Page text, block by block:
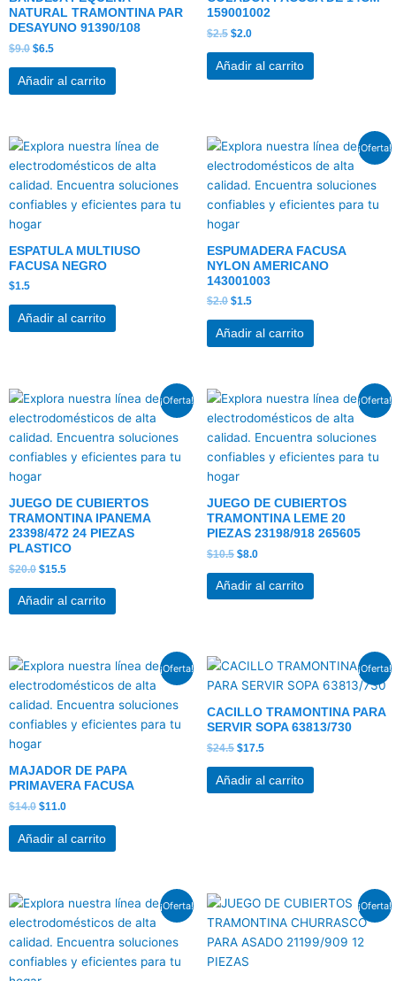
NATURAL TRAMONTINA PAR
DESAYUNO 91390/108
$9.0 $6.5
Añadir al carrito
159001002
$2.5 $2.0
Añadir al carrito
ESPATULA MULTIUSO
FACUSA NEGRO
$1.5
Añadir al carrito
¡Oferta!
ESPUMADERA FACUSA
NYLON AMERICANO
143001003
$2.0
El
precio
original
era:
$2.0.
$1.5
El
actual
es:
$1.5.
Añadir al carrito
¡Oferta!
JUEGO DE CUBIERTOS
TRAMONTINA IPANEMA
23398/472 24 PIEZAS
PLASTICO
$20.0
El
precio
original
era:
$20.0.
$15.5
El
actual
es:
$15.5.
Añadir al carrito
¡Oferta!
JUEGO DE CUBIERTOS
TRAMONTINA LEME 20
PIEZAS 23198/918 265605
$10.5
El
precio
original
era:
$10.5.
$8.0
El
actual
es:
Añadir al carrito
¡Oferta!
MAJADOR DE PAPA
PRIMAVERA FACUSA
$14.0
El
precio
original
era:
$14.0.
$11.0
El
actual
es:
$11.0.
Añadir al carrito
¡Oferta!
CACILLO TRAMONTINA PARA
SERVIR SOPA 63813/730
$24.5
El
original
era:
$24.5.
$17.5
El
actual
es:
$17.5.
Añadir al carrito
¡Oferta!
El
precio
original
era:
$13.5.
El
actual
es:
$10.0.
¡Oferta!
El
original
era:
$24.0.
El
actual
es: